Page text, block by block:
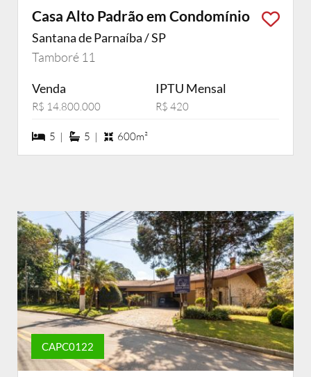
Casa Alto Padrão em Condomínio
Santana de Parnaíba / SP
Tamboré 11
Venda
R$ 14.800.000
IPTU Mensal
R$ 420
5 dormiórios
5 | 5 suítes
5 | 600m²
CAPC0122